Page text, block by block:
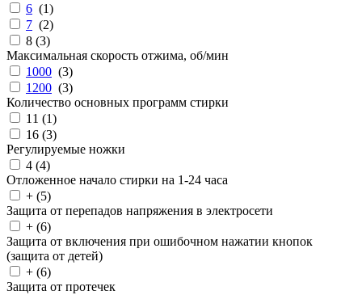
6 (1)
7 (2)
8 (3)
Максимальная скорость отжима, об/мин
1000 (3)
1200 (3)
Количество основных программ стирки
11 (1)
16 (3)
Регулируемые ножки
4 (4)
Отложенное начало стирки на 1-24 часа
+ (5)
Защита от перепадов напряжения в электросети
+ (6)
Защита от включения при ошибочном нажатии кнопок
(защита от детей)
+ (6)
Защита от протечек